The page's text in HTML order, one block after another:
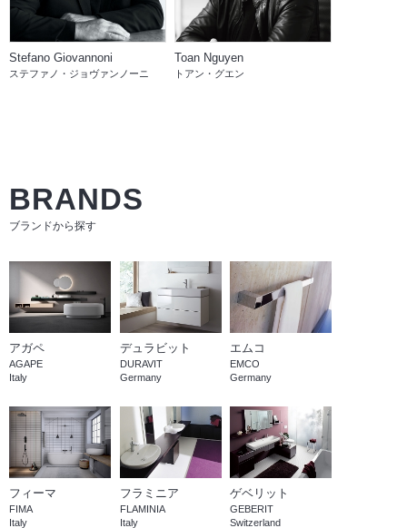
Stefano Giovannoni
ステファノ・ジョヴァンノーニ
Toan Nguyen
トアン・グエン
BRANDS
ブランドから探す
アガペ
AGAPE
Italy
デュラビット
DURAVIT
Germany
エムコ
EMCO
Germany
フィーマ
FIMA
Italy
フラミニア
FLAMINIA
Italy
ゲベリット
GEBERIT
Switzerland